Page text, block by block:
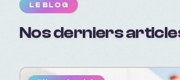
LE BLOG
Nos derniers